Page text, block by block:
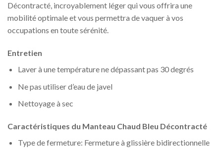
Décontracté, incroyablement léger qui vous offrira une
mobilité optimale et vous permettra de vaquer à vos
occupations en toute sérénité.
Entretien
Laver à une température ne dépassant pas 30 degrés
Ne pas utiliser d’eau de javel
Nettoyage à sec
Caractéristiques du Manteau Chaud Bleu Décontracté
Type de fermeture: Fermeture à glissière bidirectionnelle